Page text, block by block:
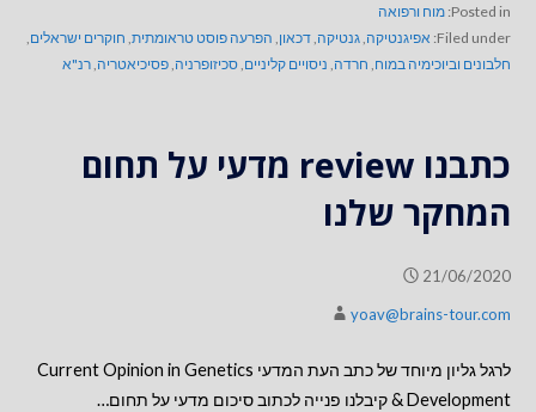
Posted in: מוח ורפואה
Filed under: אפיגנטיקה גנטיקה דכאון הפרעה פוסט טראומתית, חוקרים ישראלים
חלבונים וביוכימיה במוח חרדה ניסויים קליניים סכיזופרניה פסיכיאטריה רנ"א
כתבנו review מדעי על תחום
המחקר שלנו
21/06/2020
yoav@brains-tour.com
לרגל גליון מיוחד של כתב העת המדעי Current Opinion in Genetics
& Development קיבלנו פנייה לכתוב סיכום מדעי על תחום…